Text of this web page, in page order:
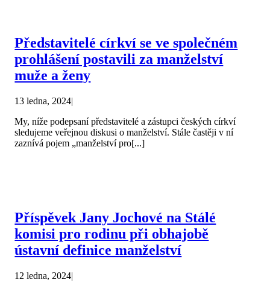
Představitelé církví se ve společném
prohlášení postavili za manželství
muže a ženy
13 ledna, 2024|
My, níže podepsaní představitelé a zástupci českých církví
sledujeme veřejnou diskusi o manželství. Stále častěji v ní
zaznívá pojem „manželství pro[...]
Příspěvek Jany Jochové na Stálé
komisi pro rodinu při obhajobě
ústavní definice manželství
12 ledna, 2024|